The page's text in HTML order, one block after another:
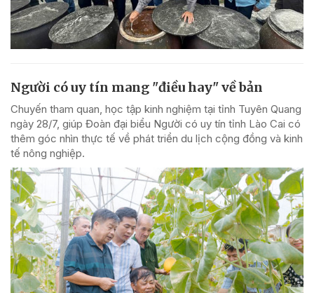
Người có uy tín mang "điều hay" về bản
Chuyến tham quan, học tập kinh nghiệm tại tỉnh Tuyên Quang
ngày 28/7, giúp Đoàn đại biểu Người có uy tín tỉnh Lào Cai có
thêm góc nhìn thực tế về phát triển du lịch cộng đồng và kinh
tế nông nghiệp.